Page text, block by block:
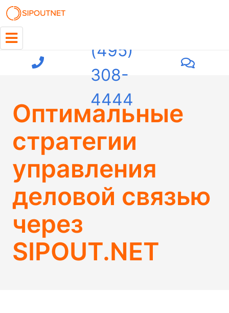
(495)
308-
4444
Оптимальные
стратегии
управления
деловой связью
через
SIPOUT.NET